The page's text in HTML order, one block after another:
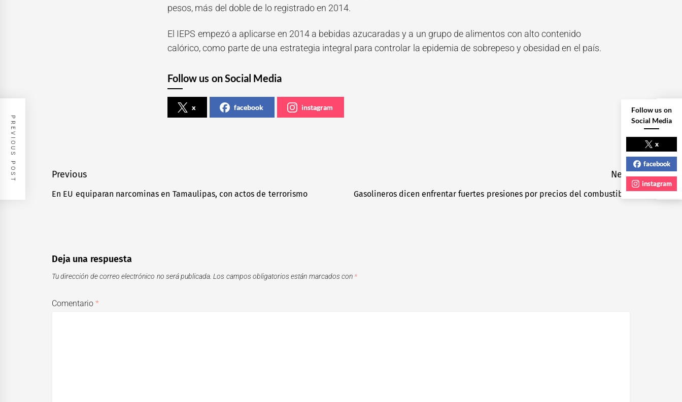
pesos, más del doble de lo registrado en 2014.
El IEPS empezó a aplicarse en 2014 a bebidas azucaradas y a un grupo de alimentos con alto contenido
calórico, como parte de una estrategia integral para controlar la epidemia de sobrepeso y obesidad en el país.
Follow us on Social Media
x facebook instagram
Navegación
de
Previous
Previous
En EU equiparan narcominas en Tamaulipas, con actos de terrorismo
Next
Next
Gasolineros dicen enfrentar fuertes presiones por precios del combustible
PREVIOUS POST NEXT POST
Deja una respuesta
Tu dirección de correo electrónico no será publicada. Los campos obligatorios están marcados con *
Comentario*
Follow us on
Social Media
x
facebook
instagram